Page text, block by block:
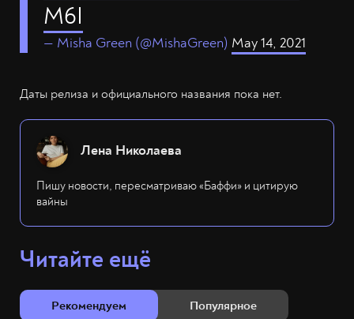
M6I
— Misha Green (@MishaGreen) May 14, 2021
Даты релиза и официального названия пока нет.
Лена Николаева
Пишу новости, пересматриваю «Баффи» и цитирую
вайны
Читайте ещё
Рекомендуем Популярное